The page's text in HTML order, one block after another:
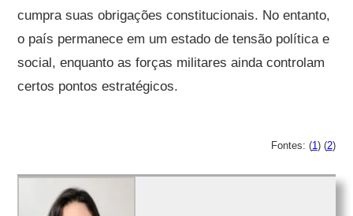
cumpra suas obrigações constitucionais. No entanto,
o país permanece em um estado de tensão política e
social, enquanto as forças militares ainda controlam
certos pontos estratégicos.
Fontes: (1) (2)